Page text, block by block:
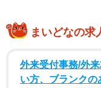
まいどなの求
外来受付事務/外
い方、ブランク